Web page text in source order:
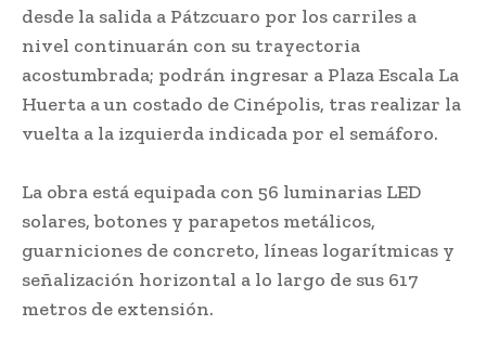
desde la salida a Pátzcuaro por los carriles a
nivel continuarán con su trayectoria
acostumbrada; podrán ingresar a Plaza Escala La
Huerta a un costado de Cinépolis, tras realizar la
vuelta a la izquierda indicada por el semáforo.
La obra está equipada con 56 luminarias LED
solares, botones y parapetos metálicos,
guarniciones de concreto, líneas logarítmicas y
señalización horizontal a lo largo de sus 617
metros de extensión.